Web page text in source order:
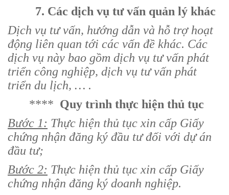
7. Các dịch vụ tư vấn quản lý khác
Dịch vụ tư vấn, hướng dẫn và hỗ trợ hoạt
động liên quan tới các vấn đề khác. Các
dịch vụ này bao gồm dịch vụ tư vấn phát
triển công nghiệp, dịch vụ tư vấn phát
triển du lịch, … .
**** Quy trình thực hiện thủ tục
Bước 1: Thực hiện thủ tục xin cấp Giấy
chứng nhận đăng ký đầu tư đối với dự án
đầu tư;
Bước 2: Thực hiện thủ tục xin cấp Giấy
chứng nhận đăng ký doanh nghiệp.